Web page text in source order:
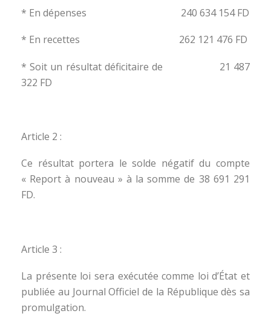
* En dépenses 240 634 154 FD
* En recettes 262 121 476 FD
* Soit un résultat déficitaire de 21 487
322 FD
Article 2 :
Ce résultat portera le solde négatif du compte
« Report à nouveau » à la somme de 38 691 291
FD.
Article 3 :
La présente loi sera exécutée comme loi d’État et
publiée au Journal Officiel de la République dès sa
promulgation.